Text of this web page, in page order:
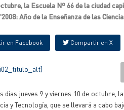
la Escuela Nº 66 de la ciudad
Año de la Enseñanza de las
en Facebook Compartir en X
días jueves 9 y viernes 10 de octubre,
y Tecnología, que se llevará a cabo